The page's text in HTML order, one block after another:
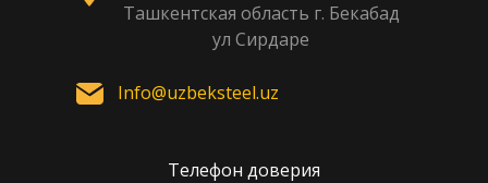
Ташкентская область г. Бекабад
ул Сирдаре
Info@uzbeksteel.uz
Телефон доверия